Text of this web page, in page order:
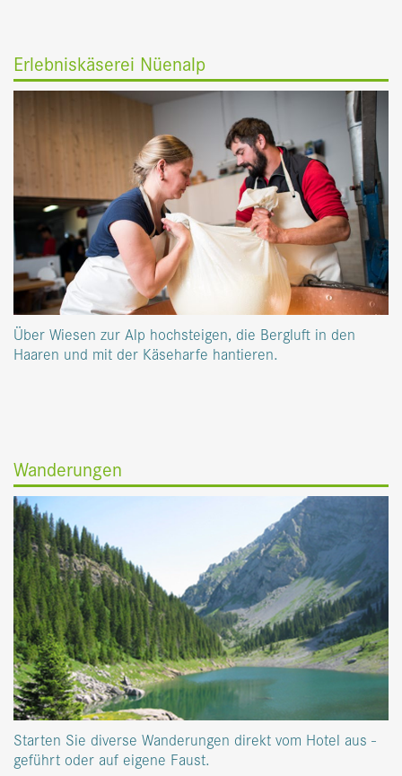
Erlebniskäserei Nüenalp
Über Wiesen zur Alp hochsteigen, die Bergluft in den
Haaren und mit der Käseharfe hantieren.
Wanderungen
Starten Sie diverse Wanderungen direkt vom Hotel aus -
geführt oder auf eigene Faust.